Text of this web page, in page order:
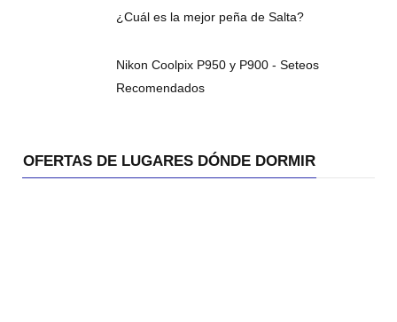
¿Cuál es la mejor peña de Salta?
Nikon Coolpix P950 y P900 - Seteos
Recomendados
OFERTAS DE LUGARES DÓNDE DORMIR